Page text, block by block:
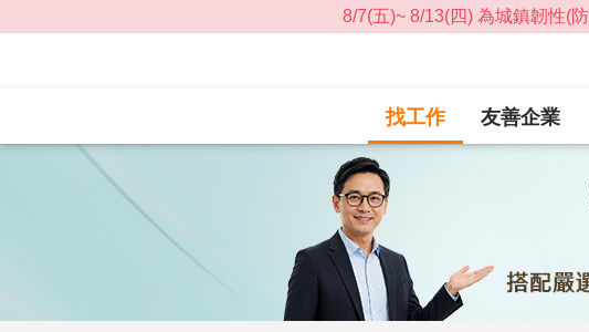
找工作 友善企業